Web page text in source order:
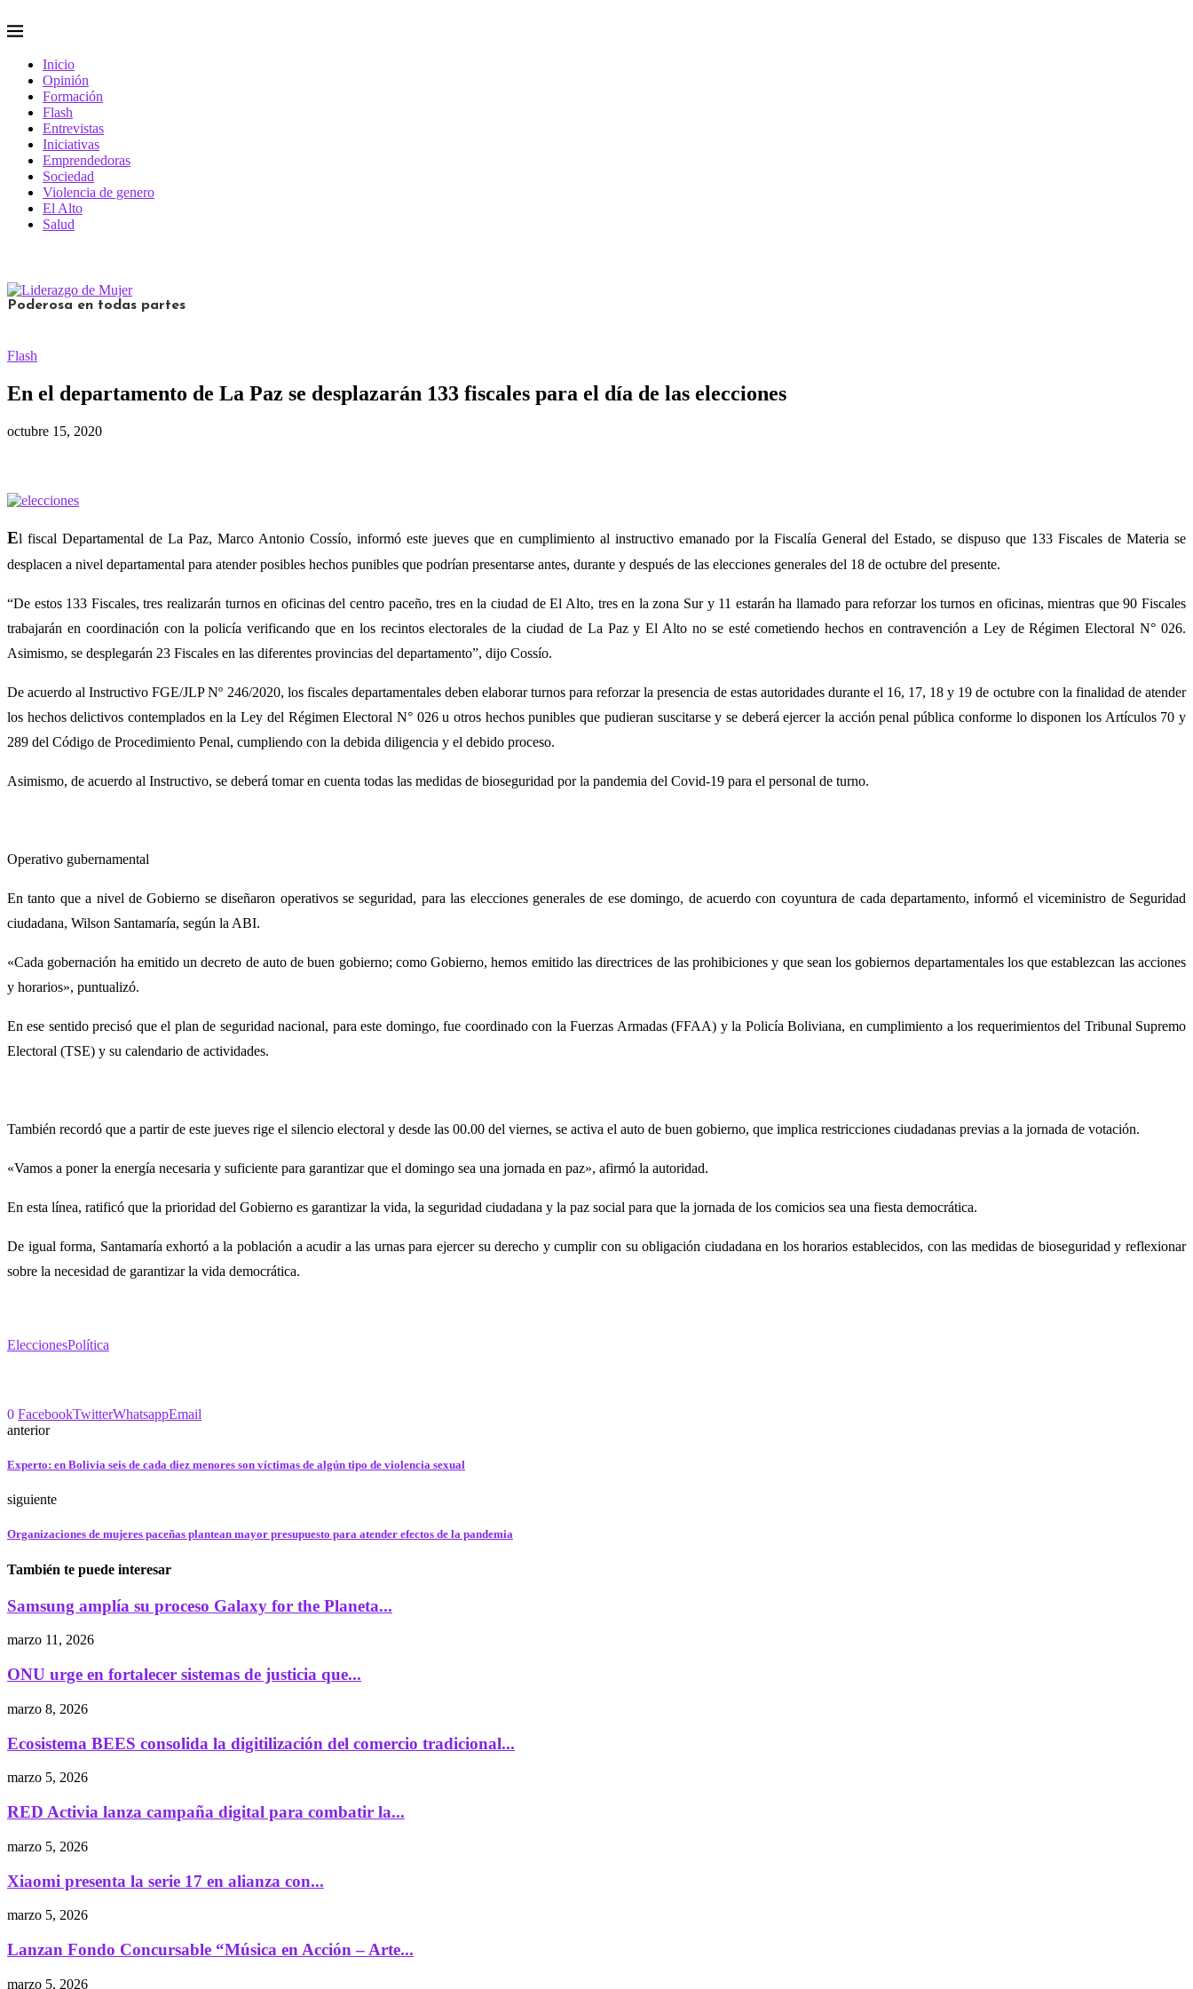
Inicio
Opinión
Formación
Flash
Entrevistas
Iniciativas
Emprendedoras
Sociedad
Violencia de genero
El Alto
Salud
Poderosa en todas partes
Flash
En el departamento de La Paz se desplazarán 133 fiscales para el día de las elecciones
octubre 15, 2020
El fiscal Departamental de La Paz, Marco Antonio Cossío, informó este jueves que en cumplimiento al instructivo emanado por la Fiscalía General del Estado, se dispuso que 133 Fiscales de Materia se
desplacen a nivel departamental para atender posibles hechos punibles que podrían presentarse antes, durante y después de las elecciones generales del 18 de octubre del presente.
“De estos 133 Fiscales, tres realizarán turnos en oficinas del centro paceño, tres en la ciudad de El Alto, tres en la zona Sur y 11 estarán ha llamado para reforzar los turnos en oficinas, mientras que 90 Fiscales
trabajarán en coordinación con la policía verificando que en los recintos electorales de la ciudad de La Paz y El Alto no se esté cometiendo hechos en contravención a Ley de Régimen Electoral N° 026.
Asimismo, se desplegarán 23 Fiscales en las diferentes provincias del departamento”, dijo Cossío.
De acuerdo al Instructivo FGE/JLP Nº 246/2020, los fiscales departamentales deben elaborar turnos para reforzar la presencia de estas autoridades durante el 16, 17, 18 y 19 de octubre con la finalidad de atender
los hechos delictivos contemplados en la Ley del Régimen Electoral N° 026 u otros hechos punibles que pudieran suscitarse y se deberá ejercer la acción penal pública conforme lo disponen los Artículos 70 y
289 del Código de Procedimiento Penal, cumpliendo con la debida diligencia y el debido proceso.
Asimismo, de acuerdo al Instructivo, se deberá tomar en cuenta todas las medidas de bioseguridad por la pandemia del Covid-19 para el personal de turno.
Operativo gubernamental
En tanto que a nivel de Gobierno se diseñaron operativos se seguridad, para las elecciones generales de ese domingo, de acuerdo con coyuntura de cada departamento, informó el viceministro de Seguridad
ciudadana, Wilson Santamaría, según la ABI.
«Cada gobernación ha emitido un decreto de auto de buen gobierno; como Gobierno, hemos emitido las directrices de las prohibiciones y que sean los gobiernos departamentales los que establezcan las acciones
y horarios», puntualizó.
En ese sentido precisó que el plan de seguridad nacional, para este domingo, fue coordinado con la Fuerzas Armadas (FFAA) y la Policía Boliviana, en cumplimiento a los requerimientos del Tribunal Supremo
Electoral (TSE) y su calendario de actividades.
También recordó que a partir de este jueves rige el silencio electoral y desde las 00.00 del viernes, se activa el auto de buen gobierno, que implica restricciones ciudadanas previas a la jornada de votación.
«Vamos a poner la energía necesaria y suficiente para garantizar que el domingo sea una jornada en paz», afirmó la autoridad.
En esta línea, ratificó que la prioridad del Gobierno es garantizar la vida, la seguridad ciudadana y la paz social para que la jornada de los comicios sea una fiesta democrática.
De igual forma, Santamaría exhortó a la población a acudir a las urnas para ejercer su derecho y cumplir con su obligación ciudadana en los horarios establecidos, con las medidas de bioseguridad y reflexionar
sobre la necesidad de garantizar la vida democrática.
EleccionesPolítica
0 FacebookTwitterWhatsappEmail
anterior
Experto: en Bolivia seis de cada diez menores son víctimas de algún tipo de violencia sexual
siguiente
Organizaciones de mujeres paceñas plantean mayor presupuesto para atender efectos de la pandemia
También te puede interesar
Samsung amplía su proceso Galaxy for the Planeta...
marzo 11, 2026
ONU urge en fortalecer sistemas de justicia que...
marzo 8, 2026
Ecosistema BEES consolida la digitilización del comercio tradicional...
marzo 5, 2026
RED Activia lanza campaña digital para combatir la...
marzo 5, 2026
Xiaomi presenta la serie 17 en alianza con...
marzo 5, 2026
Lanzan Fondo Concursable “Música en Acción – Arte...
marzo 5, 2026